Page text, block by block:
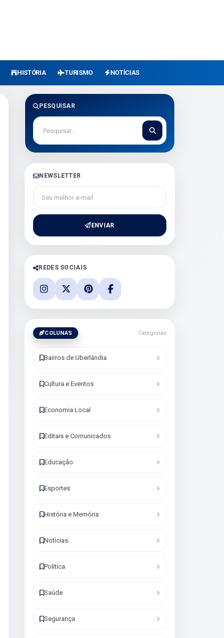
HISTÓRIA TURISMO NOTÍCIAS
PESQUISAR
NEWSLETTER
Seu melhor e-mail
ENVIAR
REDES SOCIAIS
COLUNAS Categorias
Bairros de Uberlândia
Cultura e Eventos
Economia Local
Editais e Comunicados
Educação
Esportes
História e Memória
Notícias
Política
Saúde
Segurança